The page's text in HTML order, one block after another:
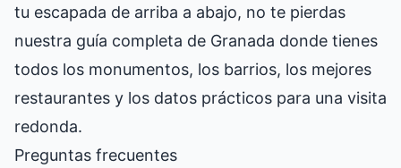
tu escapada de arriba a abajo, no te pierdas
nuestra guía completa de Granada donde tienes
todos los monumentos, los barrios, los mejores
restaurantes y los datos prácticos para una visita
redonda.
Preguntas frecuentes